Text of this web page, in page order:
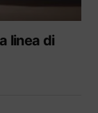
linea di